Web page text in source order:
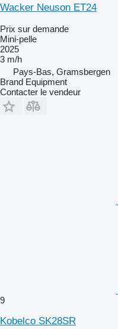
Wacker Neuson ET24
Prix sur demande
Mini-pelle
2025
3 m/h
Pays-Bas, Gramsbergen
Brand Equipment
Contacter le vendeur
9
Kobelco SK28SR